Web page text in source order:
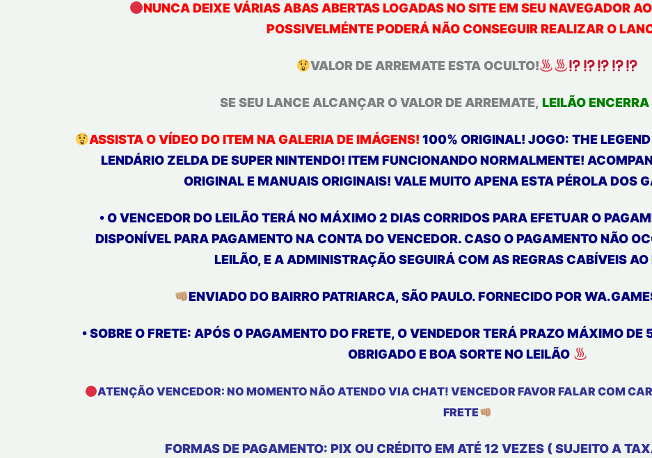
NUNCA DEIXE VÁRIAS ABAS ABERTAS LOGADAS NO SITE EM SEU NAVEGADOR
POSSIVELMÉNTE PODERÁ NÃO CONSEGUIR REALIZAR O
VALOR DE ARREMATE ESTA OCULTO!
SE SEU LANCE ALCANÇAR O VALOR DE ARREMATE, LEILÃO
ASSISTA O VÍDEO DO ITEM NA GALERIA DE IMÁGENS!100% ORIGINAL! JOGO: THE
LENDÁRIO ZELDA DE SUPER NINTENDO! ITEM FUNCIONANDO NORMALMENTE!
ORIGINAL E MANUAIS ORIGINAIS! VALE MUITO APENA ESTA PÉROLA DOS
• O VENCEDOR DO LEILÃO TERÁ NO MÁXIMO 2 DIAS CORRIDOS PARA EFETUAR O
DISPONÍVEL PARA PAGAMENTO NA CONTA DO VENCEDOR. CASO O PAGAMENTO NÃO
LEILÃO, E A ADMINISTRAÇÃO SEGUIRÁ COM AS REGRAS CABÍVEIS
ENVIADO DO BAIRRO PATRIARCA, SÃO PAULO. FORNECIDO POR
• SOBRE O FRETE: APÓS O PAGAMENTO DO FRETE, O VENDEDOR TERÁ PRAZO MÁXIMO DE
OBRIGADO E BOA SORTE NO LEILÃO
ATENÇÃO VENCEDOR: NO MOMENTO NÃO ATENDO VIA CHAT! VENCEDOR FAVOR FALAR COM
FRETE
FORMAS DE PAGAMENTO: PIX OU CRÉDITO EM ATÉ 12 VEZES ( SUJEITO A